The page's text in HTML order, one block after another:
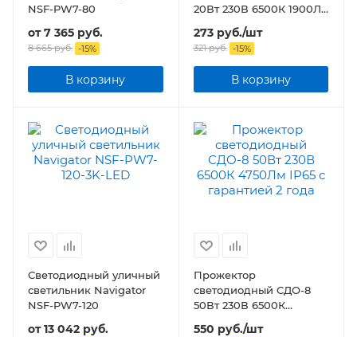
NSF-PW7-80
от7 365 руб.
8 665 руб. -15%
В корзину
20Вт 230В 6500К 1900Лм
273руб./шт
321руб. -15%
В корзину
Светодиодный уличный
светильник Navigator
NSF-PW7-120
от13 042 руб.
Прожектор
светодиодный СДО-8
50Вт 230В 6500К
4750Лм IP65
550 руб./шт